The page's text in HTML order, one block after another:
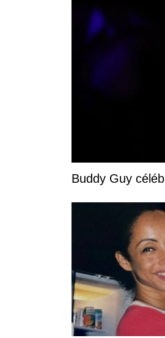
Buddy Guy